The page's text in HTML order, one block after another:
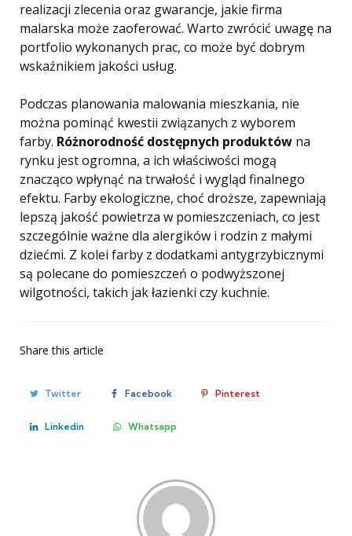
realizacji zlecenia oraz gwarancje, jakie firma
malarska może zaoferować. Warto zwrócić uwagę na
portfolio wykonanych prac, co może być dobrym
wskaźnikiem jakości usług.
Podczas planowania malowania mieszkania, nie
można pominąć kwestii związanych z wyborem
farby. Różnorodność dostępnych produktów na
rynku jest ogromna, a ich właściwości mogą
znacząco wpłynąć na trwałość i wygląd finalnego
efektu. Farby ekologiczne, choć droższe, zapewniają
lepszą jakość powietrza w pomieszczeniach, co jest
szczególnie ważne dla alergików i rodzin z małymi
dziećmi. Z kolei farby z dodatkami antygrzybicznymi
są polecane do pomieszczeń o podwyższonej
wilgotności, takich jak łazienki czy kuchnie.
Share this article
Twitter Facebook Pinterest
Linkedin Whatsapp